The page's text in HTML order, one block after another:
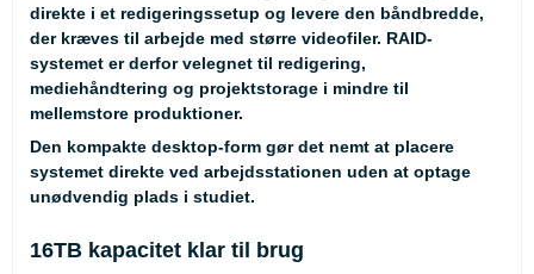
direkte i et redigeringssetup og levere den båndbredde,
der kræves til arbejde med større videofiler. RAID-
systemet er derfor velegnet til redigering,
mediehåndtering og projektstorage i mindre til
mellemstore produktioner.
Den kompakte desktop-form gør det nemt at placere
systemet direkte ved arbejdsstationen uden at optage
unødvendig plads i studiet.
16TB kapacitet klar til brug